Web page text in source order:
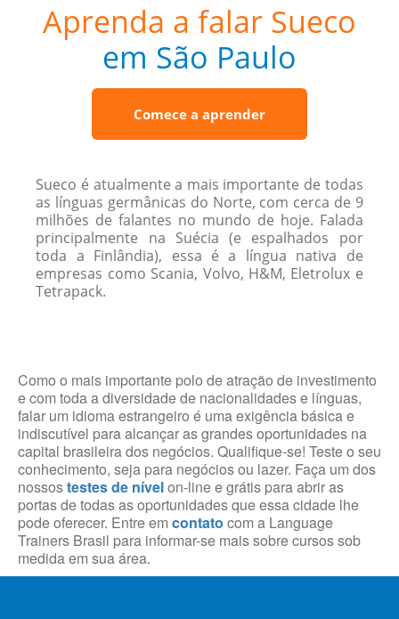
Aprenda a falar Sueco
em São Paulo
Comece a aprender
Sueco é atualmente a mais importante de todas
as línguas germânicas do Norte, com cerca de 9
milhões de falantes no mundo de hoje. Falada
principalmente na Suécia (e espalhados por
toda a Finlândia), essa é a língua nativa de
empresas como Scania, Volvo, H&M, Eletrolux e
Tetrapack.
Como o mais importante polo de atração de investimento
e com toda a diversidade de nacionalidades e línguas,
falar um idioma estrangeiro é uma exigência básica e
indiscutível para alcançar as grandes oportunidades na
capital brasileira dos negócios. Qualifique-se! Teste o seu
conhecimento, seja para negócios ou lazer. Faça um dos
nossostestes de nívelon-line e grátis para abrir as
portas de todas as oportunidades que essa cidade lhe
pode oferecer. Entre em contato com a Language
Trainers Brasil para informar-se mais sobre cursos sob
medida em sua área.